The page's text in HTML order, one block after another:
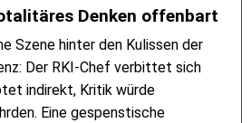
Denken offenbart
Szene hinter den Kulissen der
Der RKI-Chef verbittet sich
indirekt, Kritik würde
Eine gespenstische